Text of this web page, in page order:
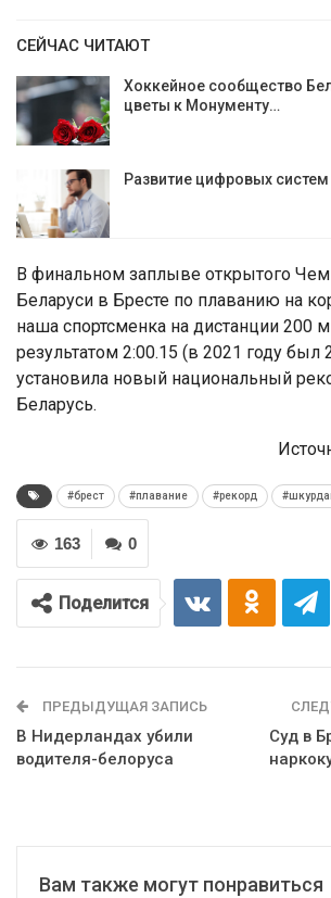
СЕЙЧАС ЧИТАЮТ
Хоккейное сообщество
цветы к Монументу…
Развитие цифровых систем
В финальном заплыве открытого
Беларуси в Бресте по плаванию на
наша спортсменка на дистанции 200
результатом 2:00.15 (в 2021 году был
установила новый национальный
Беларусь.
#брест #плавание #рекорд
0
163
Поделится
ПРЕДЫДУЩАЯ ЗАПИСЬ
В Нидерландах убили
водителя-белоруса
Суд в
Вам также могут понравиться